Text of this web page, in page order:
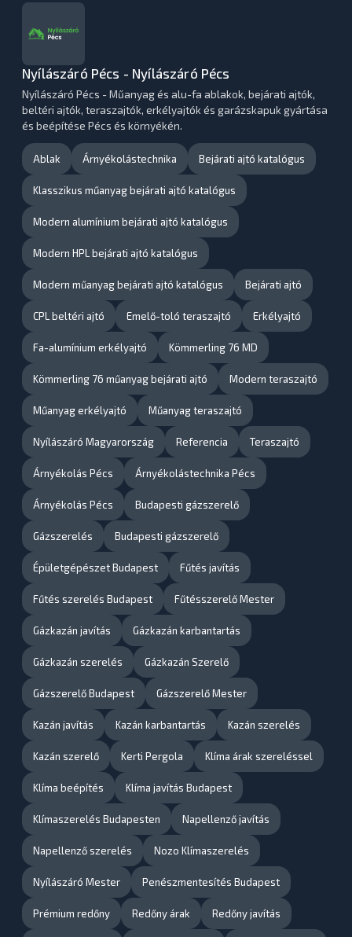
Nyílászáró Pécs - Nyílászáró Pécs
Nyílászáró Pécs - Műanyag és alu-fa ablakok, bejárati ajtók,
beltéri ajtók, teraszajtók, erkélyajtók és garázskapuk gyártása
és beépítése Pécs és környékén.
Ablak Árnyékolástechnika Bejárati ajtó katalógus
Klasszikus műanyag bejárati ajtó katalógus
Modern alumínium bejárati ajtó katalógus
Modern HPL bejárati ajtó katalógus
Modern műanyag bejárati ajtó katalógus Bejárati ajtó
CPL beltéri ajtó Emelő-toló teraszajtó Erkélyajtó
Fa-alumínium erkélyajtó Kömmerling 76 MD
Kömmerling 76 műanyag bejárati ajtó Modern teraszajtó
Műanyag erkélyajtó Műanyag teraszajtó
Nyílászáró Magyarország Referencia Teraszajtó
Árnyékolás Pécs Árnyékolástechnika Pécs
Árnyékolás Pécs Budapesti gázszerelő
Gázszerelés Budapesti gázszerelő
Épületgépészet Budapest Fűtés javítás
Fűtés szerelés Budapest Fűtésszerelő Mester
Gázkazán javítás Gázkazán karbantartás
Gázkazán szerelés Gázkazán Szerelő
Gázszerelő Budapest Gázszerelő Mester
Kazán javítás Kazán karbantartás Kazán szerelés
Kazán szerelő Kerti Pergola Klíma árak szereléssel
Klíma beépítés Klíma javítás Budapest
Klímaszerelés Budapesten Napellenző javítás
Napellenző szerelés Nozo Klímaszerelés
Nyílászáró Mester Penészmentesítés Budapest
Prémium redőny Redőny árak Redőny javítás